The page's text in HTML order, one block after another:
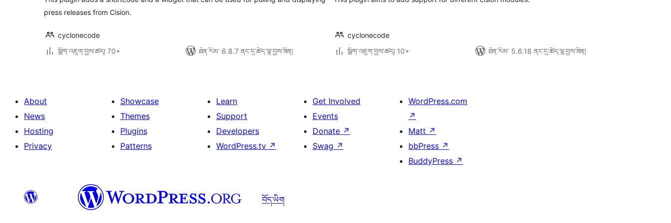
press releases from Cision.
cyclonecode
སྒྲིག་འཇུག་བྱས་ཚད། 70+
ཐོན་རིམ་ 6.8.7 ནང་དུ་ཚོད་ལྟ་བྱས་ཟིན།
cyclonecode
སྒྲིག་འཇུག་བྱས་ཚད། 10+
ཐོན་རིམ་ 5.6.18 ནང་དུ་ཚོད་ལྟ་བྱས་ཟིན།
About
News
Hosting
Privacy
Showcase
Themes
Plugins
Patterns
Learn
Support
Developers
WordPress.tv ↗
Get Involved
Events
Donate ↗
Swag ↗
WordPress.com
↗
Matt ↗
bbPress ↗
BuddyPress ↗
བོད་ཡིག